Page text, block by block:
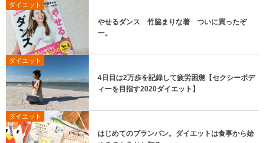
ダイエット
やせるダンス 竹脇まりな著 ついに買ったぞ
ー。
ダイエット
4日目は2万歩を記録して疲労困憊【セクシーボデ
ィーを目指す2020ダイエット】
ダイエット
はじめてのブランパン。ダイエットは食事から始